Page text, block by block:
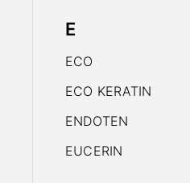
E
ECO
ECO KERATIN
ENDOTEN
EUCERIN